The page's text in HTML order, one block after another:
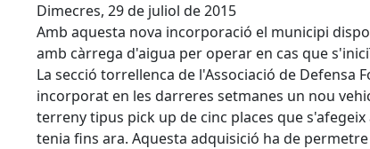
Dimecres, 29 de juliol de 2015
Amb aquesta nova incorporació el municipi
amb càrrega d'aigua per operar en cas que
La secció torrellenca de l'Associació de Defensa
incorporat en les darreres setmanes un nou
terreny tipus pick up de cinc places que
tenia fins ara. Aquesta adquisició ha de